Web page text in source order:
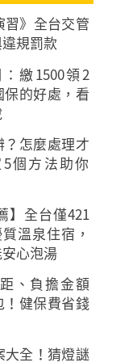
習》全台交管
規罰款
繳1500領2
的好處，看
怎麼處理才
個方法助你
】全台僅421
溫泉住宿，
心泡湯
、負擔金額
！健保費省錢
大全！猜燈謎